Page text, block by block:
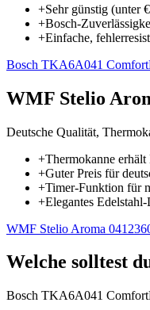
+Sehr günstig (unter
+Bosch-
+Einfache,
Bosch TKA6A041
WMF Stelio
Deutsche Qualität,
+Thermokanne erhält
+Guter Preis für
+Timer-Funktion für
+Elegantes Edelstahl-
WMF Stelio Aroma
Welche solltest
Bosch TKA6A041